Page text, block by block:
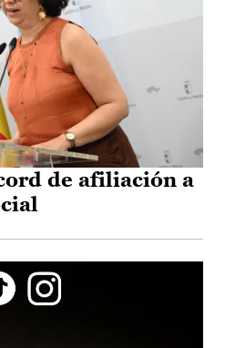
de afiliación a